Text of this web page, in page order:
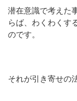
潜在意識で考えた
らば、わくわくす
のです。
それが引き寄せの